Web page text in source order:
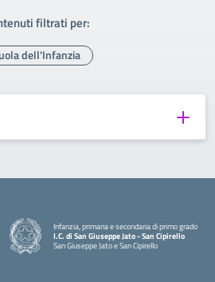
filtrati per:
dell'Infanzia
Infanzia, primaria e secondaria di primo grado
I.C. di San Giuseppe Jato - San Cipirello
San Giuseppe Jato e San Cipirello